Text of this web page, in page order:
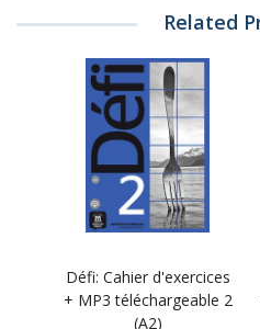
Related
Défi: Cahier d'exercices
+ MP3 téléchargeable 2
(A2)